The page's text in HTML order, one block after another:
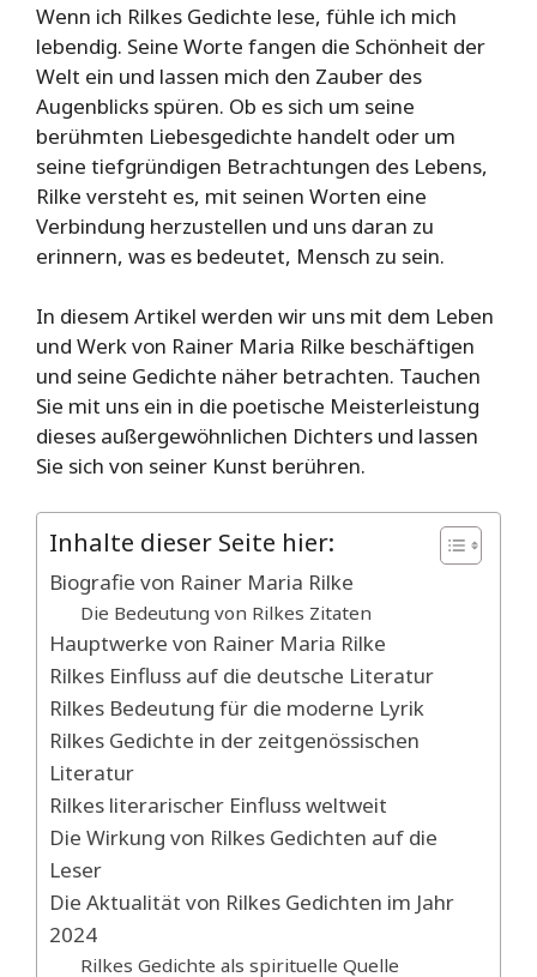
Wenn ich Rilkes Gedichte lese, fühle ich mich
lebendig. Seine Worte fangen die Schönheit der
Welt ein und lassen mich den Zauber des
Augenblicks spüren. Ob es sich um seine
berühmten Liebesgedichte handelt oder um
seine tiefgründigen Betrachtungen des Lebens,
Rilke versteht es, mit seinen Worten eine
Verbindung herzustellen und uns daran zu
erinnern, was es bedeutet, Mensch zu sein.
In diesem Artikel werden wir uns mit dem Leben
und Werk von Rainer Maria Rilke beschäftigen
und seine Gedichte näher betrachten. Tauchen
Sie mit uns ein in die poetische Meisterleistung
dieses außergewöhnlichen Dichters und lassen
Sie sich von seiner Kunst berühren.
Inhalte dieser Seite hier:
Biografie von Rainer Maria Rilke
Die Bedeutung von Rilkes Zitaten
Hauptwerke von Rainer Maria Rilke
Rilkes Einfluss auf die deutsche Literatur
Rilkes Bedeutung für die moderne Lyrik
Rilkes Gedichte in der zeitgenössischen
Literatur
Rilkes literarischer Einfluss weltweit
Die Wirkung von Rilkes Gedichten auf die
Leser
Die Aktualität von Rilkes Gedichten im Jahr
2024
Rilkes Gedichte als spirituelle Quelle